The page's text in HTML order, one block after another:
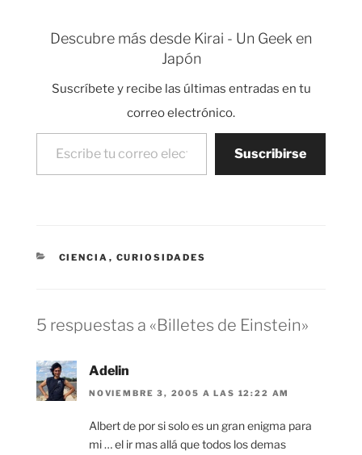
transcurre en la zona
incluso un párrafo en…
Descubre más desde Kirai - Un Geek en
Japón
Suscríbete y recibe las últimas entradas en tu
correo electrónico.
Escribe tu correo electrónico…
Suscribirse
CATEGORÍAS
CIENCIA , CURIOSIDADES
5 respuestas a «Billetes de Einstein»
Adelin
NOVIEMBRE 3, 2005 A LAS 12:22 AM
Albert de por si solo es un gran enigma para
mi … el ir mas allá que todos los demas